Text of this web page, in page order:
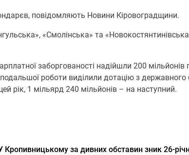
повідомляють Новини Кіровоградщини.
«Смолінська» та
заборгованості надійшли 200 мільйонів
роботи виділили дотацію з
рік, 1 мільярд 240 мільйонів – на наступний.
Кpопивницькому за дивних обставин зник 26-